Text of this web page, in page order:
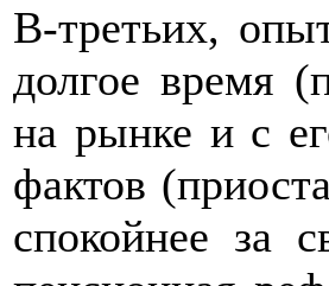
В-третьих,
долгое время
на рынке и с
фактов
спокойнее за